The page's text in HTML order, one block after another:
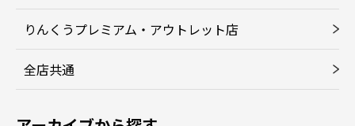
りんくうプレミアム・アウトレット店
全店共通